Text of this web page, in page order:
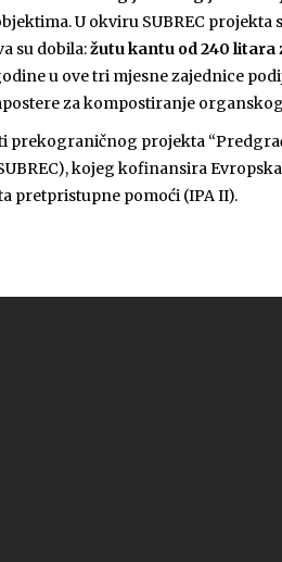
U okviru SUBREC projekta
su dobila:žutu kantu od 240 litara
u ove tri mjesne zajednice
za kompostiranje
prekograničnog projekta
kojeg kofinansira
pretpristupne pomoći (IPA II).